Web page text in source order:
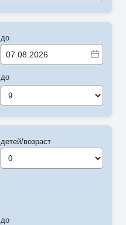
до
до
9
детей/возраст
до